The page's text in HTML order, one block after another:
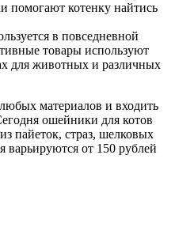
помогают котенку найтись
в повседневной
товары используют
для животных и различных
материалов и входить
ошейники для котов
пайеток, страз, шелковых
варьируются от 150 рублей